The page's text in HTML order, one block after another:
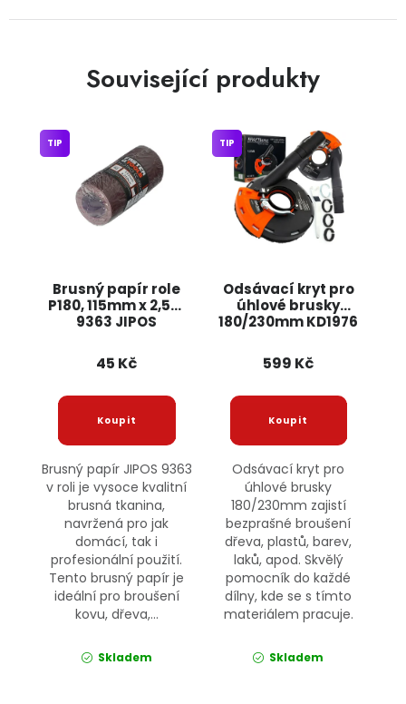
Související produkty
Brusný papír role
P180, 115mm x 2,5m
9363 JIPOS
TIP
45 Kč
Brusný papír JIPOS 9363
v roli je vysoce kvalitní
brusná tkanina,
navržená pro jak
domácí, tak i
profesionální použití.
Tento brusný papír je
ideální pro broušení
kovu, dřeva,...
Skladem
Odsávací kryt pro
úhlové brusky
180/230mm KD1976
TIP
599 Kč
Odsávací kryt pro
úhlové brusky
180/230mm zajistí
bezprašné broušení
dřeva, plastů, barev,
laků, apod. Skvělý
pomocník do každé
dílny, kde se s tímto
materiálem pracuje.
Skladem